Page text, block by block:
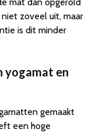
zoveel uit, maar
is dit minder
yogamat en
gemaakt
een hoge